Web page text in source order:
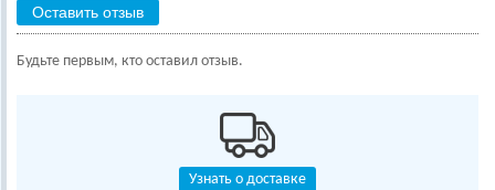
Оставить отзыв
Будьте первым, кто оставил отзыв.
Узнать о доставке